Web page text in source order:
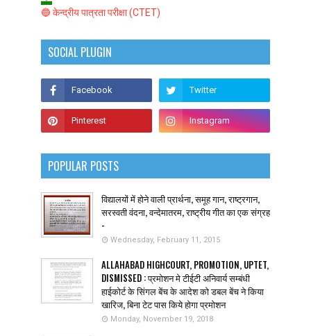
🔵 केन्द्रीय पात्रता परीक्षा (CTET)
SOCIAL PLUGIN
POPULAR POSTS
विद्यालयों में होने वाली प्रार्थना, समूह गान, राष्ट्रगान,
सरस्वती वंदना, वन्देमातरम, राष्ट्रीय गीत का एक संग्रह
-
Wednesday, February 11, 2015
ALLAHABAD HIGHCOURT, PROMOTION, UPTET,
DISMISSED : प्रमोशन मे टीईटी अनिवार्य सम्बंधी
हाईकोर्ट के सिंगल बेंच के आदेश को डबल बेंच ने किया
खारिज, बिना टेट पास किये होगा प्रमोशन
Monday, November 19, 2018